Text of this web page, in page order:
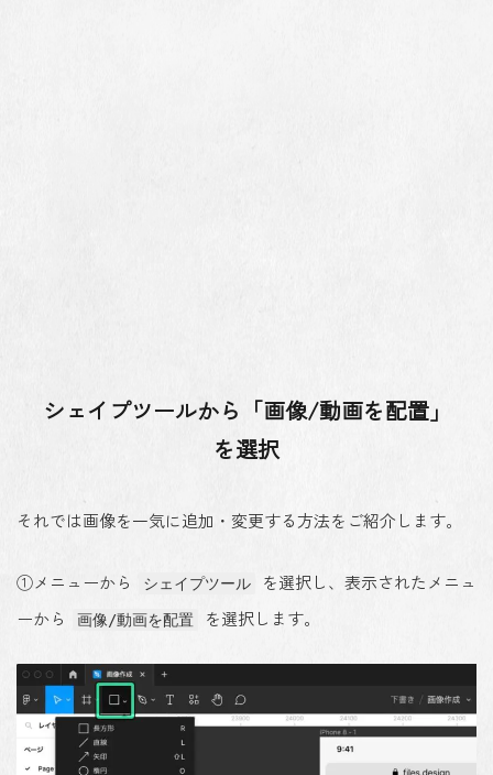
シェイプツールから「画像/動画を配置」
を選択
それでは画像を一気に追加・変更する方法をご紹介します。
①メニューから シェイプツール
を選択し、表示されたメニュ
ーから
画像/動画を配置 を選択します。